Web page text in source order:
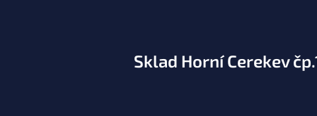
Sklad Horní Cerekev